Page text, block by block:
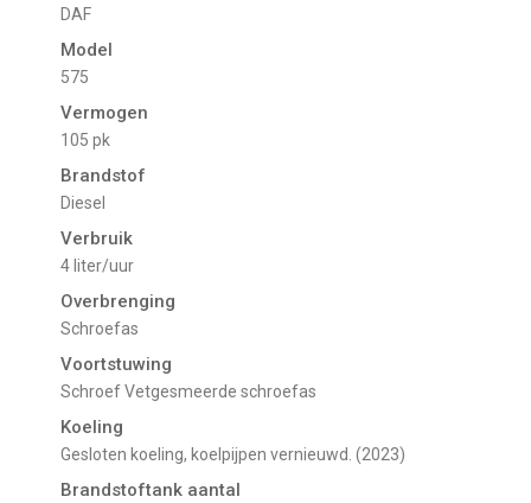
DAF
Model
575
Vermogen
105 pk
Brandstof
Diesel
Verbruik
4 liter/uur
Overbrenging
Schroefas
Voortstuwing
schroef Vetgesmeerde schroefas
Koeling
Gesloten koeling, koelpijpen vernieuwd. (2023)
Brandstoftank aantal